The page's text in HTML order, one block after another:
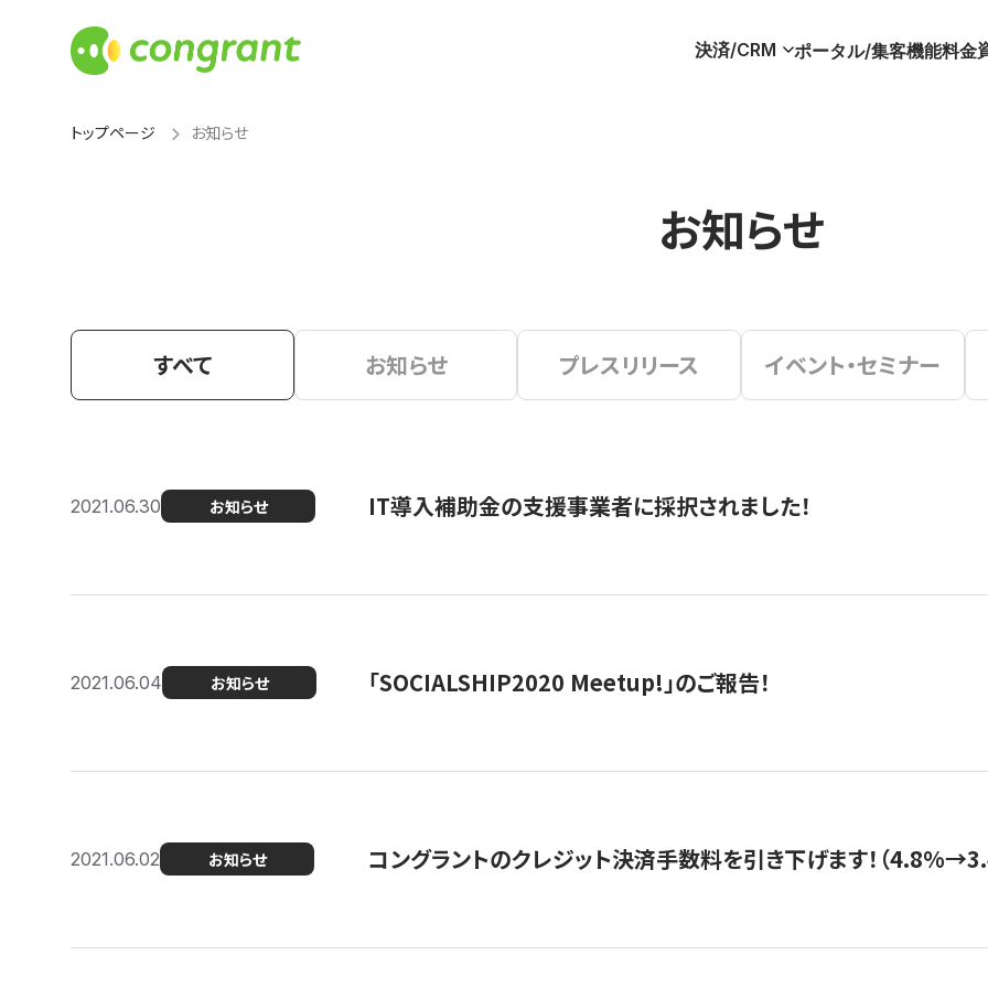
決済/CRM ポータル/集客機能料金
トップページ お知らせ
お知らせ
すべて お知らせ プレスリリース イベント・セミナー
2021.06.30 お知らせ IT導入補助金の支援事業者に採択されました！
2021.06.04 お知らせ 「SOCIALSHIP2020 Meetup!」のご報告！
2021.06.02 お知らせ コングラントのクレジット決済手数料を引き下げます！（